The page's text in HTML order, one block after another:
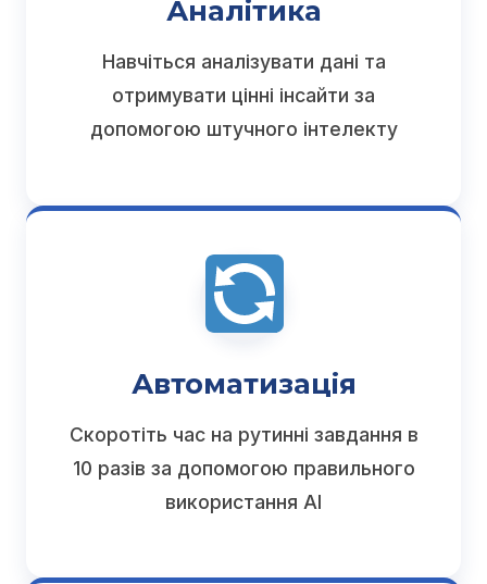
Аналітика
Навчіться аналізувати дані та
отримувати цінні інсайти за
допомогою штучного інтелекту
Автоматизація
Скоротіть час на рутинні завдання в
10 разів за допомогою правильного
використання AI